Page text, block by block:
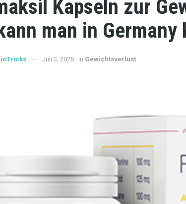
Kapseln zur
man in Germany
Juli 3, 2025 in Gewichtsverlust